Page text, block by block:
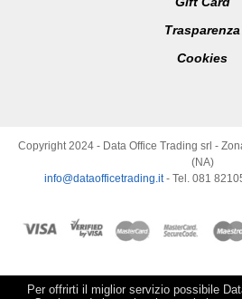
Per offrirti il miglior servizio possibile
Trasparenza
Cookies
Copyright 2024 - Data Office Trading srl -
(NA)
info@dataofficetrading.it- Tel. 081